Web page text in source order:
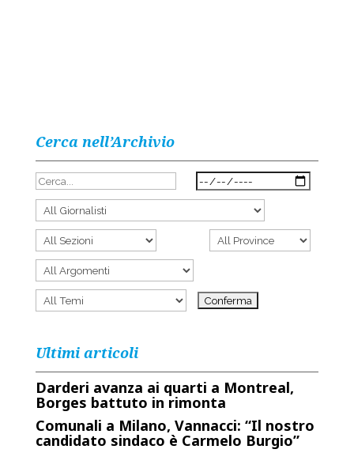
Cerca nell’Archivio
Ultimi articoli
Darderi avanza ai quarti a Montreal,
Borges battuto in rimonta
Comunali a Milano, Vannacci: “Il nostro
candidato sindaco è Carmelo Burgio”